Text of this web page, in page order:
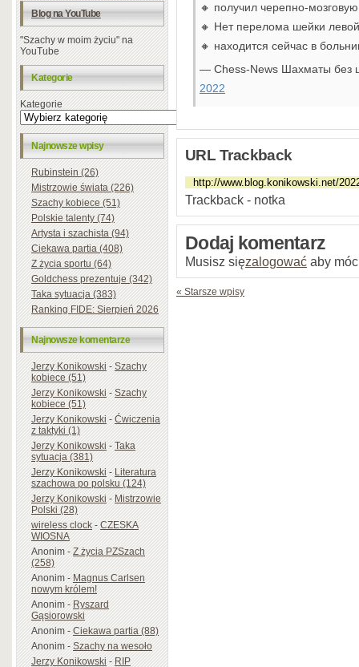
Blog na YouTube
"Szachy w moim życiu" na
YouTube
Kategorie
Kategorie
Najnowsze wpisy
Rubinstein (26)
Mistrzowie świata (226)
Szachy kobiece (51)
Polskie talenty (74)
Artysta i szachista (94)
Ciekawa partia (408)
Z życia sportu (64)
Goldchess prezentuje (342)
Taka sytuacja (383)
Ranking FIDE: Sierpień 2026
Najnowsze komentarze
Jerzy Konikowski-Szachy
kobiece (51)
Jerzy Konikowski-Szachy
kobiece (51)
Jerzy Konikowski-Ćwiczenia
z taktyki (1)
Jerzy Konikowski-Taka
sytuacja (381)
Jerzy Konikowski-Literatura
szachowa po polsku (124)
Jerzy Konikowski-Mistrzowie
Polski (28)
wireless clock-CZESKA
WIOSNA
Anonim-Z życia PZSzach
(258)
Anonim-Magnus Carlsen
nowym królem!
Anonim-Ryszard
Gąsiorowski
Anonim-Ciekawa partia (88)
Anonim-Szachy na wesoło
Jerzy Konikowski-RIP
🔸 получил черепно-
🔸 Нет перелома шейки
🔸 находится сейчас в
— Chess-News Шахматы без
2022
URL Trackback
Trackback - notka
Dodaj komentarz
Musisz sięzalogować aby
« Starsze wpisy